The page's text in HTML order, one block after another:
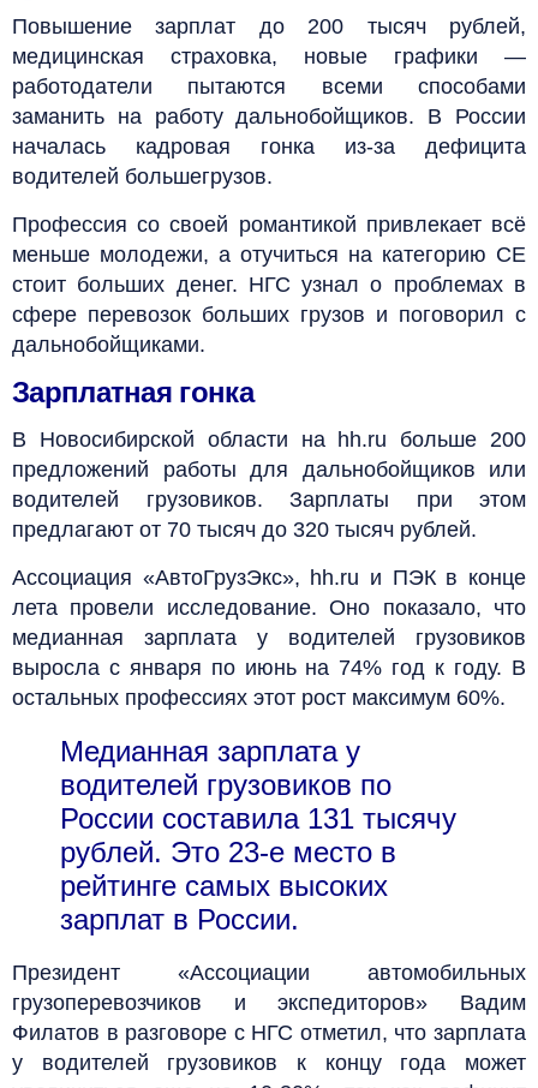
Повышение зарплат до 200 тысяч рублей,
медицинская страховка, новые графики —
работодатели пытаются всеми способами
заманить на работу дальнобойщиков. В России
началась кадровая гонка из-за дефицита
водителей большегрузов.
Профессия со своей романтикой привлекает всё
меньше молодежи, а отучиться на категорию СЕ
стоит больших денег. НГС узнал о проблемах в
сфере перевозок больших грузов и поговорил с
дальнобойщиками.
Зарплатная гонка
В Новосибирской области на hh.ru больше 200
предложений работы для дальнобойщиков или
водителей грузовиков. Зарплаты при этом
предлагают от 70 тысяч до 320 тысяч рублей.
Ассоциация «АвтоГрузЭкс», hh.ru и ПЭК в конце
лета провели исследование. Оно показало, что
медианная зарплата у водителей грузовиков
выросла с января по июнь на 74% год к году. В
остальных профессиях этот рост максимум 60%.
Медианная зарплата у
водителей грузовиков по
России составила 131 тысячу
рублей. Это 23-е место в
рейтинге самых высоких
зарплат в России.
Президент «Ассоциации автомобильных
грузоперевозчиков и экспедиторов» Вадим
Филатов в разговоре с НГС отметил, что зарплата
у водителей грузовиков к концу года может